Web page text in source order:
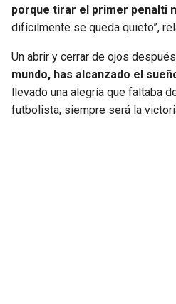
porque tirar el primer penalti
difícilmente se queda quieto”,
Un abrir y cerrar de ojos
mundo, has alcanzado el
llevado una alegría que faltaba
futbolista; siempre será la